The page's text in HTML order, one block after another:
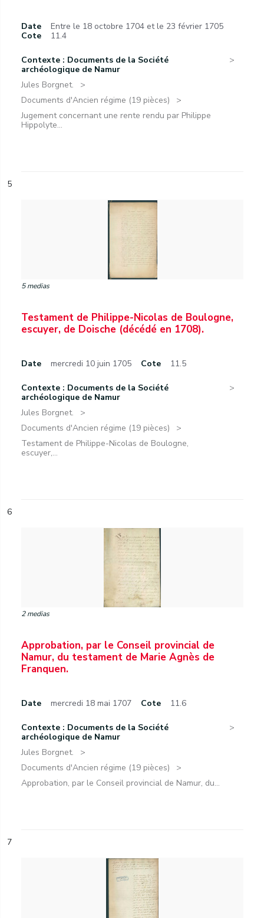
Date
Entre le 18 octobre 1704 et le 23 février 1705
Cote
11.4
Contexte : Documents de la Société
archéologique de Namur
Jules Borgnet.
Documents d'Ancien régime (19 pièces)
Jugement concernant une rente rendu par Philippe
Hippolyte...
5
5 medias
Testament de Philippe-Nicolas de Boulogne,
escuyer, de Doische (décédé en 1708).
Date mercredi 10 juin 1705 Cote 11.5
Contexte : Documents de la Société
archéologique de Namur
Jules Borgnet.
Documents d'Ancien régime (19 pièces)
Testament de Philippe-Nicolas de Boulogne,
escuyer,...
6
2 medias
Approbation, par le Conseil provincial de
Namur, du testament de Marie Agnès de
Franquen.
Date mercredi 18 mai 1707 Cote 11.6
Contexte : Documents de la Société
archéologique de Namur
Jules Borgnet.
Documents d'Ancien régime (19 pièces)
Approbation, par le Conseil provincial de Namur, du...
7